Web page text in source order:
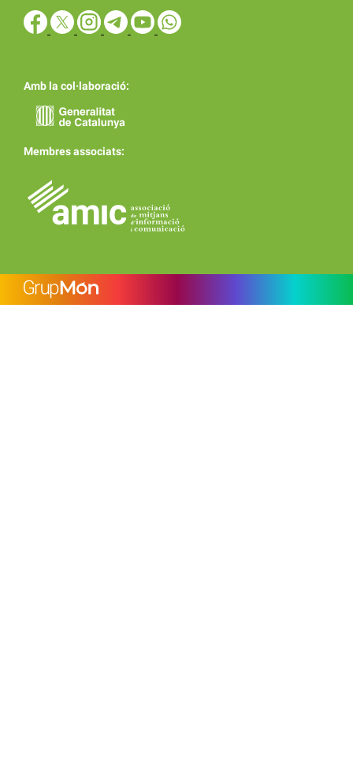
Amb la col·laboració:
Membres associats: